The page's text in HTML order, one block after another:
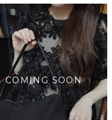
表示しない